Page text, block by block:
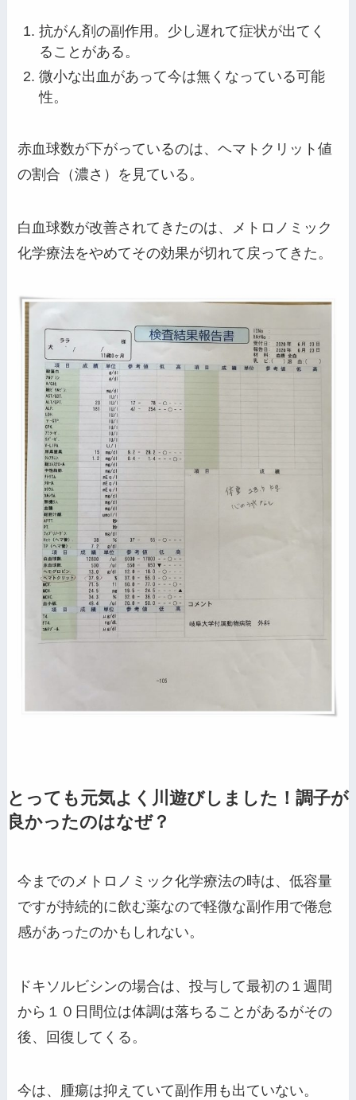
抗がん剤の副作用。少し遅れて症状が出てく
ることがある。
微小な出血があって今は無くなっている可能
性。
赤血球数が下がっているのは、ヘマトクリット値
の割合（濃さ）を見ている。
白血球数が改善されてきたのは、メトロノミック
化学療法をやめてその効果が切れて戻ってきた。
とっても元気よく川遊びしました！調子が
良かったのはなぜ？
今までのメトロノミック化学療法の時は、低容量
ですが持続的に飲む薬なので軽微な副作用で倦怠
感があったのかもしれない。
ドキソルビシンの場合は、投与して最初の１週間
から１０日間位は体調は落ちることがあるがその
後、回復してくる。
今は、腫瘍は抑えていて副作用も出ていない。